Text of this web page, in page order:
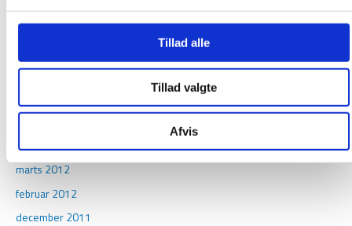
Tillad alle
Tillad valgte
Afvis
marts 2013
oktober 2012
april 2012
marts 2012
februar 2012
december 2011